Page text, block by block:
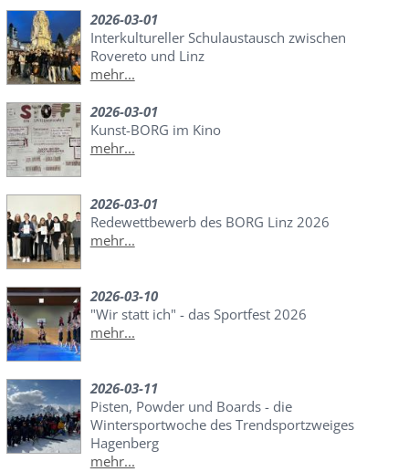
2026-03-01
Interkultureller Schulaustausch zwischen
Rovereto und Linz
mehr...
2026-03-01
Kunst-BORG im Kino
mehr...
2026-03-01
Redewettbewerb des BORG Linz 2026
mehr...
2026-03-10
"Wir statt ich" - das Sportfest 2026
mehr...
2026-03-11
Pisten, Powder und Boards - die
Wintersportwoche des Trendsportzweiges
Hagenberg
mehr...